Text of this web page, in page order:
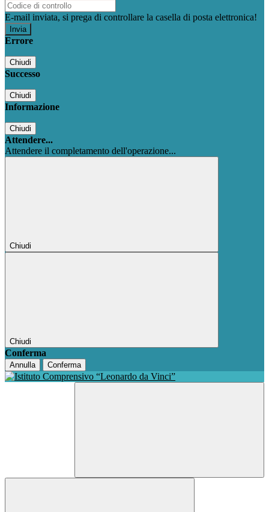
E-mail inviata, si prega di controllare la casella di posta elettronica!
Errore
Chiudi
Successo
Chiudi
Informazione
Chiudi
Attendere...
Attendere il completamento dell'operazione...
Chiudi
Chiudi
Conferma
Annulla Conferma